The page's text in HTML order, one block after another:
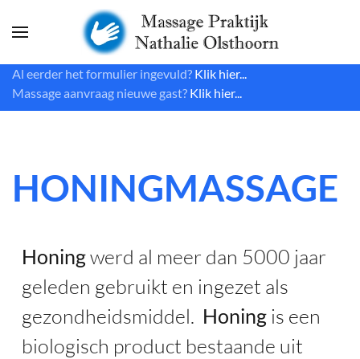
Skip to main content
Al eerder het formulier ingevuld? Klik hier...
Massage aanvraag nieuwe gast? Klik hier...
HONINGMASSAGE
Honingwerd al meer dan 5000 jaar
geleden gebruikt en ingezet als
gezondheidsmiddel. Honing is een
biologisch product bestaande uit